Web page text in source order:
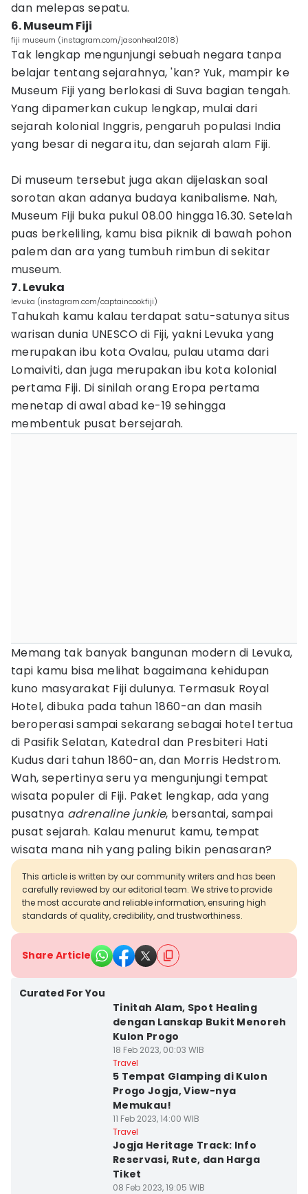
dan melepas sepatu.
6. Museum Fiji
fiji museum (instagram.com/jasonheal2018)
Tak lengkap mengunjungi sebuah negara tanpa
belajar tentang sejarahnya, 'kan? Yuk, mampir ke
Museum Fiji yang berlokasi di Suva bagian tengah.
Yang dipamerkan cukup lengkap, mulai dari
sejarah kolonial Inggris, pengaruh populasi India
yang besar di negara itu, dan sejarah alam Fiji.
Di museum tersebut juga akan dijelaskan soal
sorotan akan adanya budaya kanibalisme. Nah,
Museum Fiji buka pukul 08.00 hingga 16.30. Setelah
puas berkeliling, kamu bisa piknik di bawah pohon
palem dan ara yang tumbuh rimbun di sekitar
museum.
7. Levuka
levuka (instagram.com/captaincookfiji)
Tahukah kamu kalau terdapat satu-satunya situs
warisan dunia UNESCO di Fiji, yakni Levuka yang
merupakan ibu kota Ovalau, pulau utama dari
Lomaiviti, dan juga merupakan ibu kota kolonial
pertama Fiji. Di sinilah orang Eropa pertama
menetap di awal abad ke-19 sehingga
membentuk pusat bersejarah.
Memang tak banyak bangunan modern di Levuka,
tapi kamu bisa melihat bagaimana kehidupan
kuno masyarakat Fiji dulunya. Termasuk Royal
Hotel, dibuka pada tahun 1860-an dan masih
beroperasi sampai sekarang sebagai hotel tertua
di Pasifik Selatan, Katedral dan Presbiteri Hati
Kudus dari tahun 1860-an, dan Morris Hedstrom.
Wah, sepertinya seru ya mengunjungi tempat
wisata populer di Fiji. Paket lengkap, ada yang
pusatnya adrenaline junkie, bersantai, sampai
pusat sejarah. Kalau menurut kamu, tempat
wisata mana nih yang paling bikin penasaran?
This article is written by our community writers and has been
carefully reviewed by our editorial team. We strive to provide
the most accurate and reliable information, ensuring high
standards of quality, credibility, and trustworthiness.
Share Article
Curated For You
Tinitah Alam, Spot Healing
dengan Lanskap Bukit Menoreh
Kulon Progo
18 Feb 2023, 00:03 WIB
Travel
5 Tempat Glamping di Kulon
Progo Jogja, View-nya
Memukau!
11 Feb 2023, 14:00 WIB
Travel
Jogja Heritage Track: Info
Reservasi, Rute, dan Harga
Tiket
08 Feb 2023, 19:05 WIB